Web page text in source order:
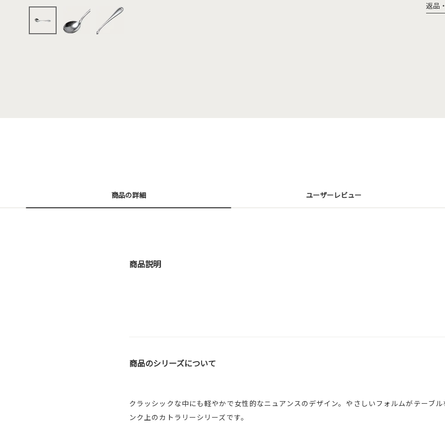
返品
商品の詳細 ユーザーレビュー
商品説明
商品のシリーズについて
クラッシックな中にも軽やかで女性的なニュアンスのデザイン。やさしいフォルムがテーブ
ンク上のカトラリーシリーズです。